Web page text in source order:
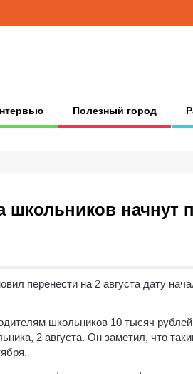
Полезный город
начнут
перенести на 2 августа дату
школьников 10 тысяч рублей
2 августа. Он заметил, что